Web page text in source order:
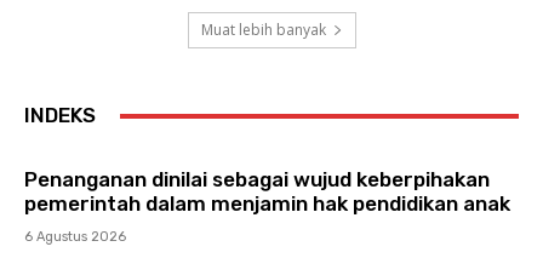
Muat lebih banyak
INDEKS
Penanganan dinilai sebagai wujud keberpihakan
pemerintah dalam menjamin hak pendidikan anak
6 Agustus 2026